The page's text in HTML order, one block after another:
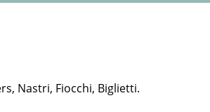
Nastri, Fiocchi, Biglietti.